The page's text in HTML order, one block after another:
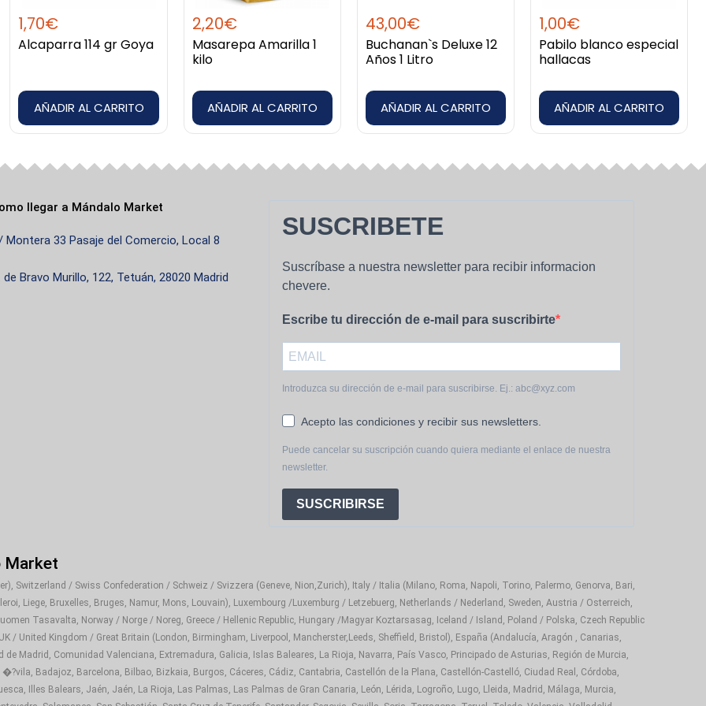
o darle el toque final a tus guisos con especias auténticas.
a estos sabores sin renunciar a la calidad. Por eso, trabajamos con proveedores de confianza y
Solo selecciona lo que necesites, añade al carrito y finaliza la compra en pocos pasos. Nos encargamos
y el servicio personalizado.
puedes contar con nosotros para pedidos al por mayor. Siempre con atención directa, asesoría y un stock
es un puente que conecta a miles de familias con sus sabores de siempre. Aquí encuentras Goya y también
y tips para sacarle todo el partido a tus productos Goya. Mantente conectado a la tradición, la cocina
el auténtico sabor latino, con la comodidad de recibir tu pedido en cualquier rincón de la Unión Europea.
1,70€
Alcaparra 114 gr Goya
AÑADIR AL CARRITO
2,20€
Masarepa Amarilla 1
kilo
AÑADIR AL CARRITO
43,00€
Buchanan`s Deluxe 12
Años 1 Litro
AÑADIR AL CARRITO
1,00€
Pabilo blanco especial
hallacas
AÑADIR AL CARRITO
llegar a Mándalo Market
Montera 33 Pasaje del Comercio, Local 8
de Bravo Murillo, 122, Tetuán, 28020 Madrid
SUSCRIBETE
Suscríbase a nuestra newsletter para recibir informacion
chevere.
Escribe tu dirección de e-mail para suscribirte
Introduzca su dirección de e-mail para suscribirse. Ej.: abc@xyz.com
Acepto las condiciones y recibir sus newsletters.
Puede cancelar su suscripción cuando quiera mediante el enlace de nuestra
newsletter.
SUSCRIBIRSE
Market
Switzerland / Swiss Confederation / Schweiz / Svizzera (Geneve, Nion,Zurich), Italy / Italia (Milano, Roma, Napoli, Torino, Palermo, Genorva, Bari,
Liege, Bruxelles, Bruges, Namur, Mons, Louvain), Luxembourg /Luxemburg / Letzebuerg, Netherlands / Nederland, Sweden, Austria / Osterreich,
Tasavalta, Norway / Norge / Noreg, Greece / Hellenic Republic, Hungary /Magyar Koztarsasag, Iceland / Island, Poland / Polska, Czech Republic
/ United Kingdom / Great Britain (London, Birmingham, Liverpool, Mancherster,Leeds, Sheffield, Bristol), España (Andalucía, Aragón , Canarias,
Madrid, Comunidad Valenciana, Extremadura, Galicia, Islas Baleares, La Rioja, Navarra, País Vasco, Principado de Asturias, Región de Murcia,
Badajoz, Barcelona, Bilbao, Bizkaia, Burgos, Cáceres, Cádiz, Cantabria, Castellón de la Plana, Castellón-Castelló, Ciudad Real, Córdoba,
Illes Balears, Jaén, Jaén, La Rioja, Las Palmas, Las Palmas de Gran Canaria, León, Lérida, Logroño, Lugo, Lleida, Madrid, Málaga, Murcia,